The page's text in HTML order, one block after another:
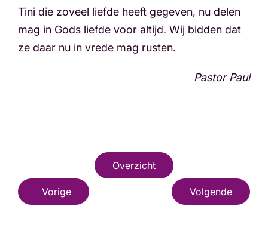
Tini die zoveel liefde heeft gegeven, nu delen
mag in Gods liefde voor altijd. Wij bidden dat
ze daar nu in vrede mag rusten.
Pastor Paul
Overzicht
Vorige Volgende